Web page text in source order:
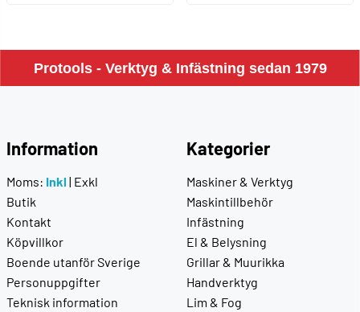
Protools - Verktyg & Infästning sedan 1979
Information
Moms: Inkl | Exkl
Butik
Kontakt
Köpvillkor
Boende utanför Sverige
Personuppgifter
Teknisk information
Kategorier
Maskiner & Verktyg
Maskintillbehör
Infästning
El & Belysning
Grillar & Muurikka
Handverktyg
Lim & Fog